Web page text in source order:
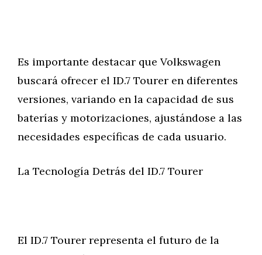
Es importante destacar que Volkswagen
buscará ofrecer el ID.7 Tourer en diferentes
versiones, variando en la capacidad de sus
baterías y motorizaciones, ajustándose a las
necesidades específicas de cada usuario.
La Tecnología Detrás del ID.7 Tourer
El ID.7 Tourer representa el futuro de la